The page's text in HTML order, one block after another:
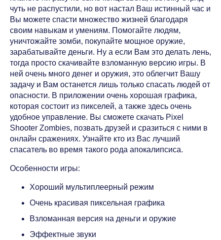
чуть не распустили, но вот настал Ваш истинный час и
Вы можете спасти множество жизней благодаря
своим навыкам и умениям. Помогайте людям,
уничтожайте зомби, покупайте мощное оружие,
зарабатывайте деньги. Ну а если Вам это делать лень,
тогда просто скачивайте взломанную версию игры. В
ней очень много денег и оружия, это облегчит Вашу
задачу и Вам останется лишь только спасать людей от
опасности. В приложении очень хорошая графика,
которая состоит из пикселей, а также здесь очень
удобное управление. Вы сможете скачать Pixel
Shooter Zombies, позвать друзей и сразиться с ними в
онлайн сражениях. Узнайте кто из Вас лучший
спасатель во время такого рода апокалипсиса.
Особенности игры:
Хороший мультиплеерный режим
Очень красивая пиксельная графика
Взломанная версия на деньги и оружие
Эффектные звуки